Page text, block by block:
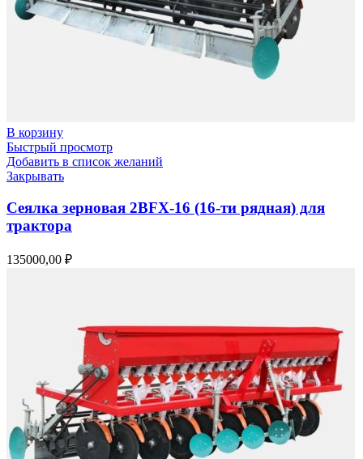
В корзину
Быстрый просмотр
Добавить в список желаний
Закрывать
Сеялка зерновая 2BFX-16 (16-ти рядная) для
трактора
135000,00 ₽